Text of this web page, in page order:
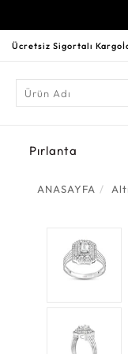
Ücretsiz Sigortalı Kargo
Pırlanta
ANASAYFA